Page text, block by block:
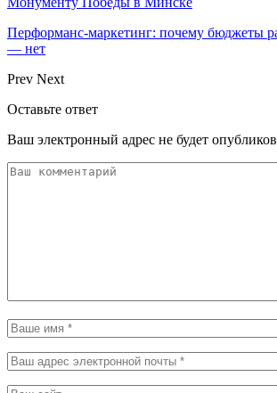
Перформанс-маркетинг: почему бюджеты
— нет
Prev Next
Оставьте ответ
Ваш электронный адрес не будет